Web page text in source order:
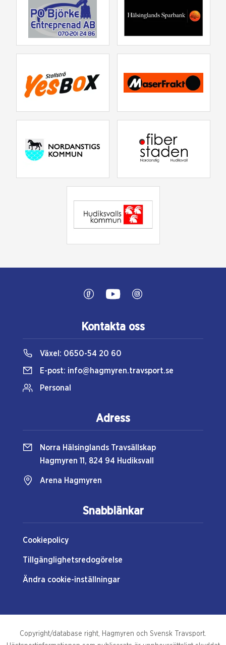
Snabblänkar
Cookiepolicy
Tillgänglighetsredogörelse
Ändra cookie-inställningar
Kontakta oss
Växel: 0650-54 20 60
E-post: info@hagmyren.travsport.se
Personal
Adress
Norra Hälsinglands Travsällskap
Hagmyren 11, 824 94 Hudiksvall
Arena Hagmyren
Copyright/database right, Hagmyren och Svensk Travsport.